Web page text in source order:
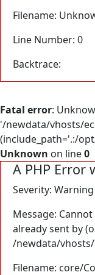
Filename:
Line Number: 0
Backtrace:
Fatal error:
'/newdata/vhosts/
(include_path='.:/
Unknown on line0
A PHP Error
Severity: Warning
Message:
already sent by
/newdata/
Filename: core/